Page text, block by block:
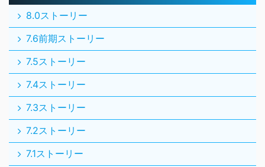
8.0ストーリー
7.6前期ストーリー
7.5ストーリー
7.4ストーリー
7.3ストーリー
7.2ストーリー
7.1ストーリー